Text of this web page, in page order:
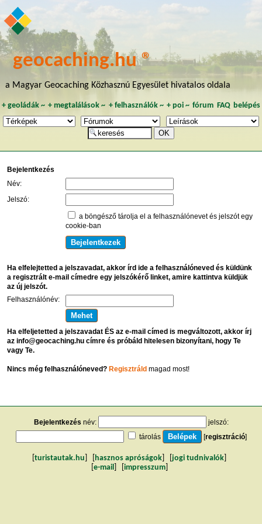
geocaching.hu ®
a Magyar Geocaching Közhasznú Egyesület hivatalos oldala
+ geoládák~ +megtalálások ~ + felhasználók~ + poi~ fórum FAQ belépés
Bejelentkezés
Név:
Jelszó:
a böngésző tárolja el a felhasználónevet és jelszót egy
cookie-ban
Ha elfelejtetted a jelszavadat, akkor írd ide a felhasználóneved és küldünk
a regisztrált e-mail címedre egy jelszókérő linket, amire kattintva küldjük
az új jelszót.
Felhasználónév:
Ha elfeljetetted a jelszavadat ÉS az e-mail címed is megváltozott, akkor írj
az info@geocaching.hu címre és próbáld hitelesen bizonyítani, hogy Te
vagy Te.
Nincs még felhasználóneved? Regisztráldmagad most!
Bejelentkezés név:
jelszó:
tárolás
[regisztráció]
turistautak.hu hasznos apróságok jogi tudnivalók
e-mail impresszum]